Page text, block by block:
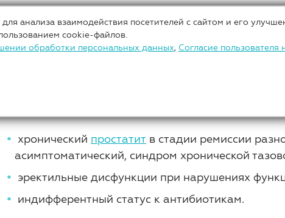
по индивидуальным показаниям пациента.
воздействуя на его структуру, улучшают
препаратов, ускоряя обменные
процесс лечения проходит намного
хронический простатит в стадии ремиссии
асимптоматический, синдром хронической
эректильные дисфункции при нарушениях
индифферентный статус к антибиотикам.
анализа взаимодействия посетителей с сайтом и его
cookie-файлов.
обработки персональных данных, Согласие